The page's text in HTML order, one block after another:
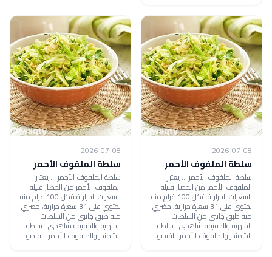
2026-07-08
سلطة الملفوف الأحمر
سلطة الملفوف الأحمر ... يعتبر
الملفوف الأحمر من الخضار قليلة
السعرات الحرارية فكل 100 غرام منه
يحتوي على 31 سعرة حرارية، حضري
منه طبق جانبي من السلطات
الشهية والخفيفة شاهدي: سلطة
الشمندر والملفوف الأحمر بالفيديو
2026-07-08
سلطة الملفوف الأحمر
سلطة الملفوف الأحمر ... يعتبر
الملفوف الأحمر من الخضار قليلة
السعرات الحرارية فكل 100 غرام منه
يحتوي على 31 سعرة حرارية، حضري
منه طبق جانبي من السلطات
الشهية والخفيفة شاهدي: سلطة
الشمندر والملفوف الأحمر بالفيديو